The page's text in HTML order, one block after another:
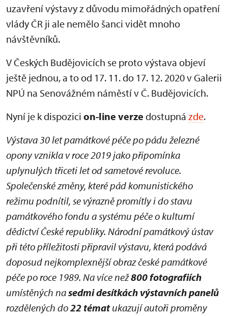
uzavření výstavy z důvodu mimořádných opatření
vlády ČR ji ale nemělo šanci vidět mnoho
návštěvníků.
V Českých Budějovicích se proto výstava objeví
ještě jednou, a to od 17. 11. do 17. 12. 2020 v Galerii
NPÚ na Senovážném náměstí v Č. Budějovicích.
Nyní je k dispozici on-line verze dostupná zde.
Výstava 30 let památkové péče po pádu železné
opony vznikla v roce 2019 jako připomínka
uplynulých třiceti let od sametové revoluce.
Společenské změny, které pád komunistického
režimu podnítil, se výrazně promítly i do stavu
památkového fondu a systému péče o kulturní
dědictví České republiky. Národní památkový ústav
při této příležitosti připravil výstavu, která podává
doposud nejkomplexnější obraz české památkové
péče po roce 1989. Na více než800 fotografiích
umístěných nasedmi desítkách výstavních panelů
rozdělených do22 tématukazují autoři proměny